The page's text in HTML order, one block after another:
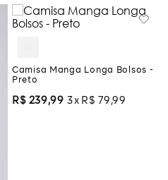
Camisa Manga Longa Bolsos -
Preto
R$ 239,99 3 R$ 79 ,99